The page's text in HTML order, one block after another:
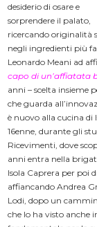
desiderio di osare e
sorprendere il palato,
ricercando originalità
negli ingredienti più
Leonardo Meani ad
capo di un’affiatata
anni – scelta insieme
che guarda
è nuovo alla cucina di
16enne, durante gli
Ricevimenti, dove
anni entra nella
Isola Caprera per poi
affiancando Andrea
Lodi, dopo un
che lo ha visto anche